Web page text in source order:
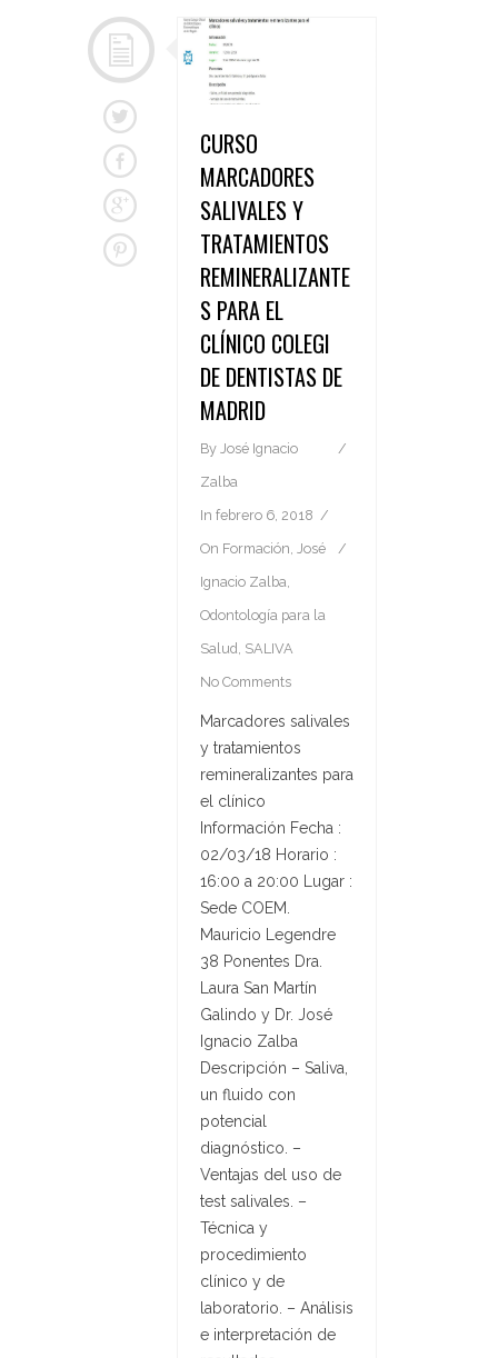
CURSO
MARCADORES
SALIVALES Y
TRATAMIENTOS
REMINERALIZANTE
S PARA EL
CLÍNICO COLEGI
DE DENTISTAS DE
MADRID
By José Ignacio
Zalba
In febrero 6, 2018
On Formación, José
Ignacio Zalba,
Odontología para la
Salud, SALIVA
No Comments
Marcadores salivales
y tratamientos
remineralizantes para
el clínico
Información Fecha :
02/03/18 Horario :
16:00 a 20:00 Lugar :
Sede COEM.
Mauricio Legendre
38 Ponentes Dra.
Laura San Martín
Galindo y Dr. José
Ignacio Zalba
Descripción – Saliva,
un fluido con
potencial
diagnóstico. –
Ventajas del uso de
test salivales. –
Técnica y
procedimiento
clínico y de
laboratorio. – Análisis
e interpretación de